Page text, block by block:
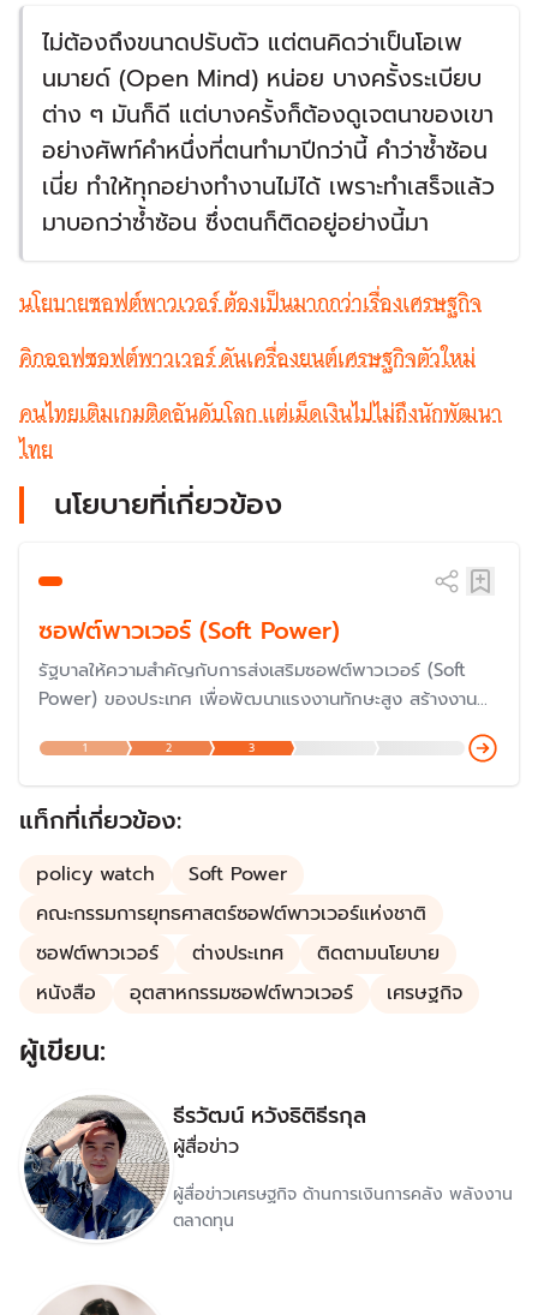
ไม่ต้องถึงขนาดปรับตัว แต่ตนคิดว่าเป็นโอเพ
นมายด์ (Open Mind) หน่อย บางครั้งระเบียบ
ต่าง ๆ มันก็ดี แต่บางครั้งก็ต้องดูเจตนาของเขา
อย่างศัพท์คำหนึ่งที่ตนทำมาปีกว่านี้ คำว่าซ้ำซ้อน
เนี่ย ทำให้ทุกอย่างทำงานไม่ได้ เพราะทำเสร็จแล้ว
มาบอกว่าซ้ำซ้อน ซึ่งตนก็ติดอยู่อย่างนี้มา
นโยบายซอฟต์พาวเวอร์ ต้องเป็นมากกว่าเรื่องเศรษฐกิจ
คิกออฟซอฟต์พาวเวอร์ ดันเครื่องยนต์เศรษฐกิจตัวใหม่
คนไทยเติมเกมติดอันดับโลก แต่เม็ดเงินไปไม่ถึงนักพัฒนา
ไทย
นโยบายที่เกี่ยวข้อง
ซอฟต์พาวเวอร์ (Soft Power)
รัฐบาลให้ความสำคัญกับการส่งเสริมซอฟต์พาวเวอร์ (Soft
Power) ของประเทศ เพื่อพัฒนาแรงงานทักษะสูง สร้างงาน
และรายได้ ขยายอุตสาหกรรมเป้าหมาย ส่งเสริมการส่งออก และ
ผลักดันประเทศไทยให้เป็นประเทศชั้นนำของโลกด้านซอฟต์พาว
เวอร์
1 2 3
แท็กที่เกี่ยวข้อง:
policy watch
Soft Power
คณะกรรมการยุทธศาสตร์ซอฟต์พาวเวอร์แห่งชาติ
ซอฟต์พาวเวอร์
ต่างประเทศ
ติดตามนโยบาย
หนังสือ
อุตสาหกรรมซอฟต์พาวเวอร์ เศรษฐกิจ
ผู้เขียน:
ธีรวัฒน์ หวังธิติธีรกุล
ผู้สื่อข่าว
ผู้สื่อข่าวเศรษฐกิจ ด้านการเงินการคลัง พลังงาน
ตลาดทุน